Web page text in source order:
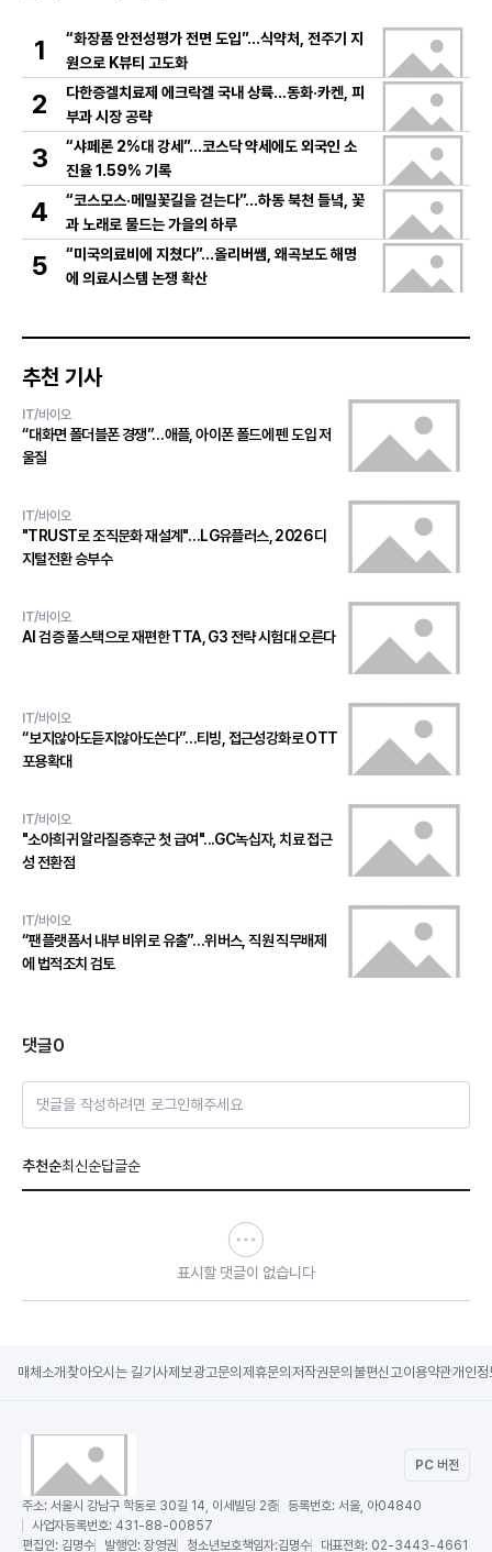
1
“화장품 안전성평가 전면 도입”…식약처, 전주기 지
원으로 K뷰티 고도화
2
다한증겔치료제 에크락겔 국내 상륙…동화·카켄, 피
부과 시장 공략
3
“샤페론 2%대 강세”…코스닥 약세에도 외국인 소
진율 1.59% 기록
4
“코스모스·메밀꽃길을 걷는다”…하동 북천 들녘, 꽃
과 노래로 물드는 가을의 하루
5
“미국의료비에 지쳤다”…올리버쌤, 왜곡보도 해명
에 의료시스템 논쟁 확산
추천 기사
IT/바이오
“대화면 폴더블폰 경쟁”…애플, 아이폰 폴드에 펜 도입 저
울질
IT/바이오
"TRUST로 조직문화 재설계"…LG유플러스, 2026 디
지털전환 승부수
IT/바이오
AI 검증 풀스택으로 재편한 TTA, G3 전략 시험대 오른다
IT/바이오
“보지않아도듣지않아도쓴다”…티빙, 접근성강화로 OTT
포용확대
IT/바이오
"소아희귀 알라질증후군 첫 급여"...GC녹십자, 치료 접근
성 전환점
IT/바이오
“팬플랫폼서 내부 비위로 유출”…위버스, 직원 직무배제
에 법적조치 검토
댓글0
댓글을 작성하려면 로그인해주세요
추천순최신순답글순
표시할 댓글이 없습니다
매체소개 찾아오시는 길기사제보광고문의 제휴문의 저작권문의 불편신고이용약관개인정
PC 버전
주소: 서울시 강남구 학동로 30길 14, 이세빌딩 2층 등록번호: 서울, 아04840
사업자등록번호: 431-88-00857
편집인: 김명수 발행인: 장영권 청소년보호책임자:김명수 대표전화: 02-3443-4661